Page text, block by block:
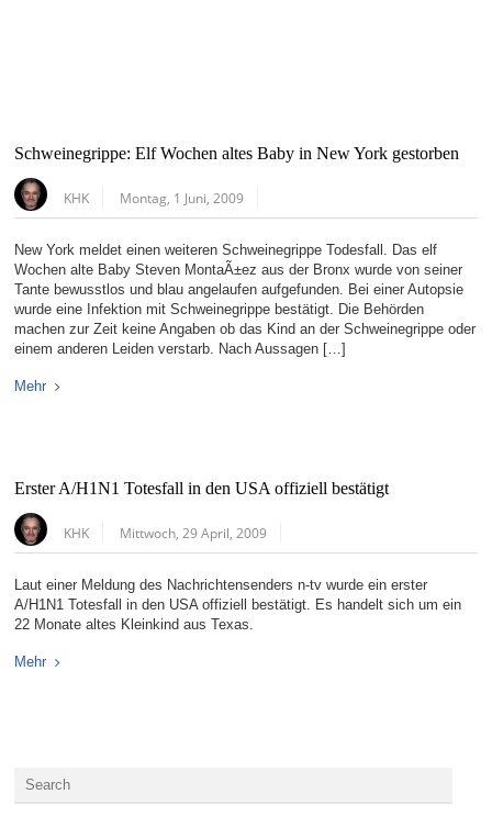
Schweinegrippe: Elf Wochen altes Baby in New York gestorben
KHK Montag, 1 Juni, 2009
New York meldet einen weiteren Schweinegrippe Todesfall. Das elf
Wochen alte Baby Steven MontaÃ±ez aus der Bronx wurde von seiner
Tante bewusstlos und blau angelaufen aufgefunden. Bei einer Autopsie
wurde eine Infektion mit Schweinegrippe bestätigt. Die Behörden
machen zur Zeit keine Angaben ob das Kind an der Schweinegrippe oder
einem anderen Leiden verstarb. Nach Aussagen […]
Mehr
Erster A/H1N1 Totesfall in den USA offiziell bestätigt
KHK Mittwoch, 29 April, 2009
Laut einer Meldung des Nachrichtensenders n-tv wurde ein erster
A/H1N1 Totesfall in den USA offiziell bestätigt. Es handelt sich um ein
22 Monate altes Kleinkind aus Texas.
Mehr